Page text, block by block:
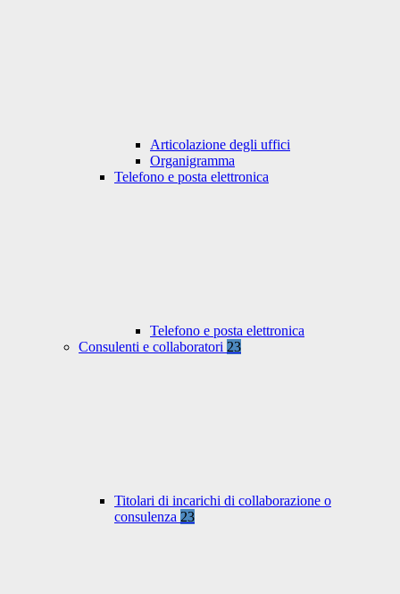
Articolazione degli uffici
Organigramma
Telefono e posta elettronica
Telefono e posta elettronica
Consulenti e collaboratori 23
Titolari di incarichi di collaborazione o
consulenza 23